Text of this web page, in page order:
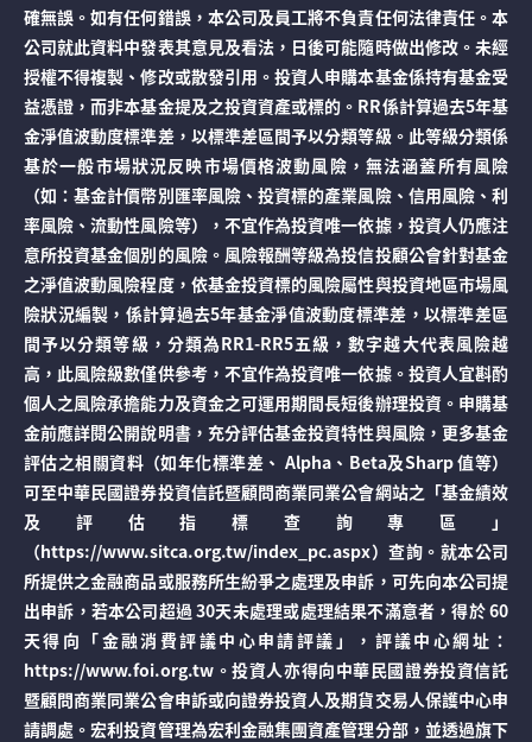
確無誤。如有任何錯誤，本公司及員工將不負責任何法律責任。本
公司就此資料中發表其意見及看法，日後可能隨時做出修改。未經
授權不得複製、修改或散發引用。投資人申購本基金係持有基金受
益憑證，而非本基金提及之投資資產或標的。RR係計算過去5年基
金淨值波動度標準差，以標準差區間予以分類等級。此等級分類係
基於一般市場狀況反映市場價格波動風險，無法涵蓋所有風險
（如：基金計價幣別匯率風險、投資標的產業風險、信用風險、利
率風險、流動性風險等），不宜作為投資唯一依據，投資人仍應注
意所投資基金個別的風險。風險報酬等級為投信投顧公會針對基金
之淨值波動風險程度，依基金投資標的風險屬性與投資地區市場風
險狀況編製，係計算過去5年基金淨值波動度標準差，以標準差區
間予以分類等級，分類為RR1-RR5五級，數字越大代表風險越
高，此風險級數僅供參考，不宜作為投資唯一依據。投資人宜斟酌
個人之風險承擔能力及資金之可運用期間長短後辦理投資。申購基
金前應詳閱公開說明書，充分評估基金投資特性與風險，更多基金
評估之相關資料（如年化標準差、 Alpha、Beta及Sharp 值等）
可至中華民國證券投資信託暨顧問商業同業公會網站之「基金績效
及評估指標查詢專區」
（https://www.sitca.org.tw/index_pc.aspx）查詢。就本公司
所提供之金融商品或服務所生紛爭之處理及申訴，可先向本公司提
出申訴，若本公司超過 30天未處理或處理結果不滿意者，得於 60
天得向「金融消費評議中心申請評議」，評議中心網址：
https://www.foi.org.tw。投資人亦得向中華民國證券投資信託
暨顧問商業同業公會申訴或向證券投資人及期貨交易人保護中心申
請調處。宏利投資管理為宏利金融集團資產管理分部，並透過旗下